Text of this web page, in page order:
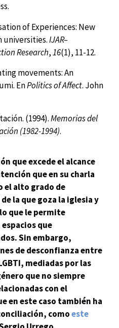
of Experiences: New
universities.IJAR–
Research,16(1), 11-12.
movements: An
EnPolitics of Affect. John
(1994).Memorias del
(1982-1994).
que excede el alcance
que en su charla
el alto grado de
la que goza la iglesia y
que le permite
que
Sin embargo,
de desconfianza entre
mediadas por las
que no siempre
con el
en este caso también ha
comoeste